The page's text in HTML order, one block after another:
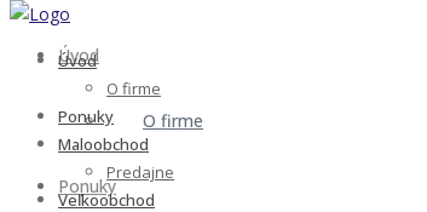
Úvod
O firme
Ponuky
Úvod
O firme
Ponuky
Maloobchod
Predajne
Veľkoobchod